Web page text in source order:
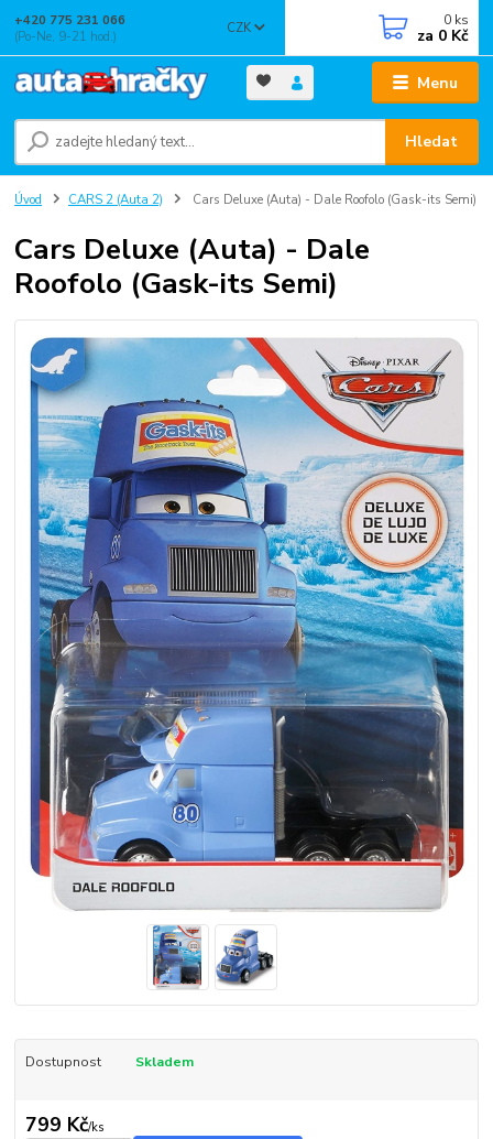
Menu
CZK
Hledat
+420 775 231 066
(Po-Ne, 9-21 hod.)
0 ks
za 0 Kč
Úvod CARS 2 (Auta 2) Cars Deluxe (Auta) - Dale Roofolo (Gask-its Semi)
Cars Deluxe (Auta) - Dale
Roofolo (Gask-its Semi)
Dostupnost Skladem
799 Kč/ks